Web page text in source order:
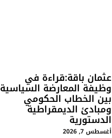
عثمان باقة:قراءة في
وظيفة المعارضة السياسية
بين الخطاب الحكومي
ومبادئ الديمقراطية
الدستورية
أغسطس 7, 2026